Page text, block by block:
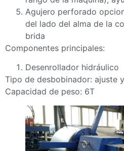
Agujero perforado
del lado del alma de la
brida
Componentes principales:
Desenrollador hidráulico
Tipo de desbobinador: ajuste
Capacidad de peso: 6T